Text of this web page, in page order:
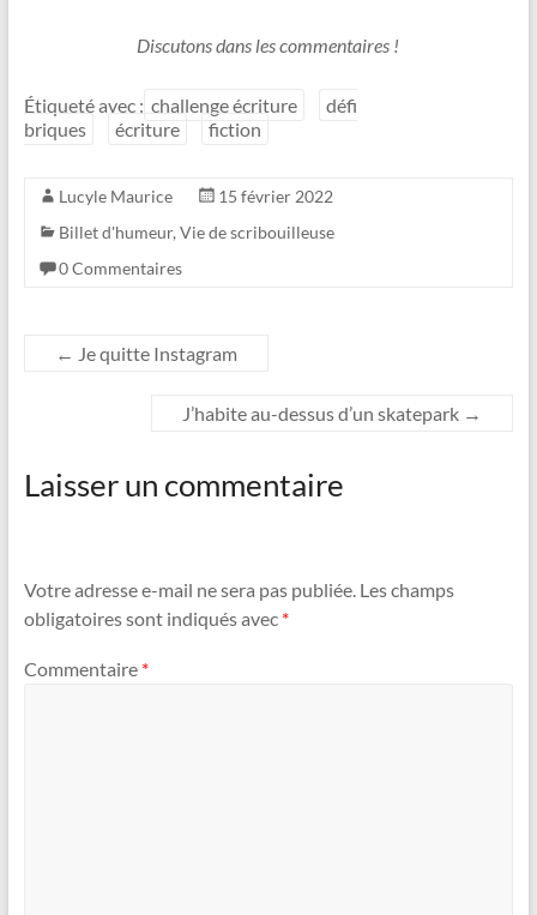
Discutons dans les commentaires !
Étiqueté avec : challenge écriture
défi
briques
écriture fiction
Lucyle Maurice
15 février 2022
Billet d'humeur, Vie de scribouilleuse
0 Commentaires
← Je quitte Instagram
J’habite au-dessus d’un skatepark →
Laisser un commentaire
Votre adresse e-mail ne sera pas publiée. Les champs
obligatoires sont indiqués avec *
Commentaire *